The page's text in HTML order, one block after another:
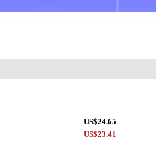
US$24.65
US$23.41